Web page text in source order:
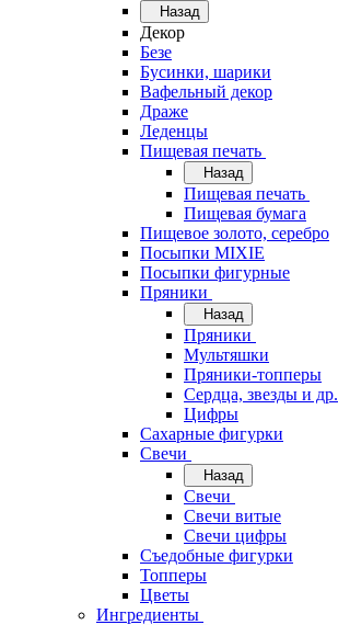
Назад
Декор
Безе
Бусинки, шарики
Вафельный декор
Драже
Леденцы
Пищевая печать
Назад
Пищевая печать
Пищевая бумага
Пищевое золото, серебро
Посыпки MIXIE
Посыпки фигурные
Пряники
Назад
Пряники
Мультяшки
Пряники-топперы
Сердца, звезды и др.
Цифры
Сахарные фигурки
Свечи
Назад
Свечи
Свечи витые
Свечи цифры
Съедобные фигурки
Топперы
Цветы
Ингредиенты